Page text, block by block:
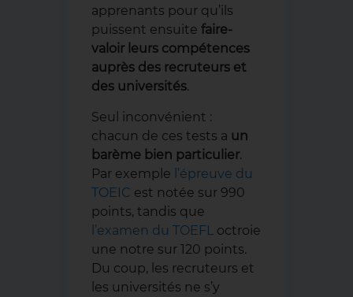
apprenants pour qu’ils
puissent ensuitefaire-
valoir leurs compétences
auprès des recruteurs et
des universités.
Seul inconvénient :
chacun de ces tests a un
barème bien particulier.
Par exemple l’épreuve du
TOEIC est notée sur 990
points, tandis que
l’examen du TOEFL octroie
une notre sur 120 points.
Du coup, les recruteurs et
les universités ne s’y